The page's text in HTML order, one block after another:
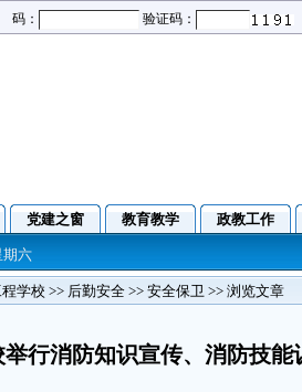
码： 验证码：
党建之窗 教育教学 政教工作
期六
学校 >> 后勤安全 >> 安全保卫 >> 浏览文章
举行消防知识宣传、消防技能